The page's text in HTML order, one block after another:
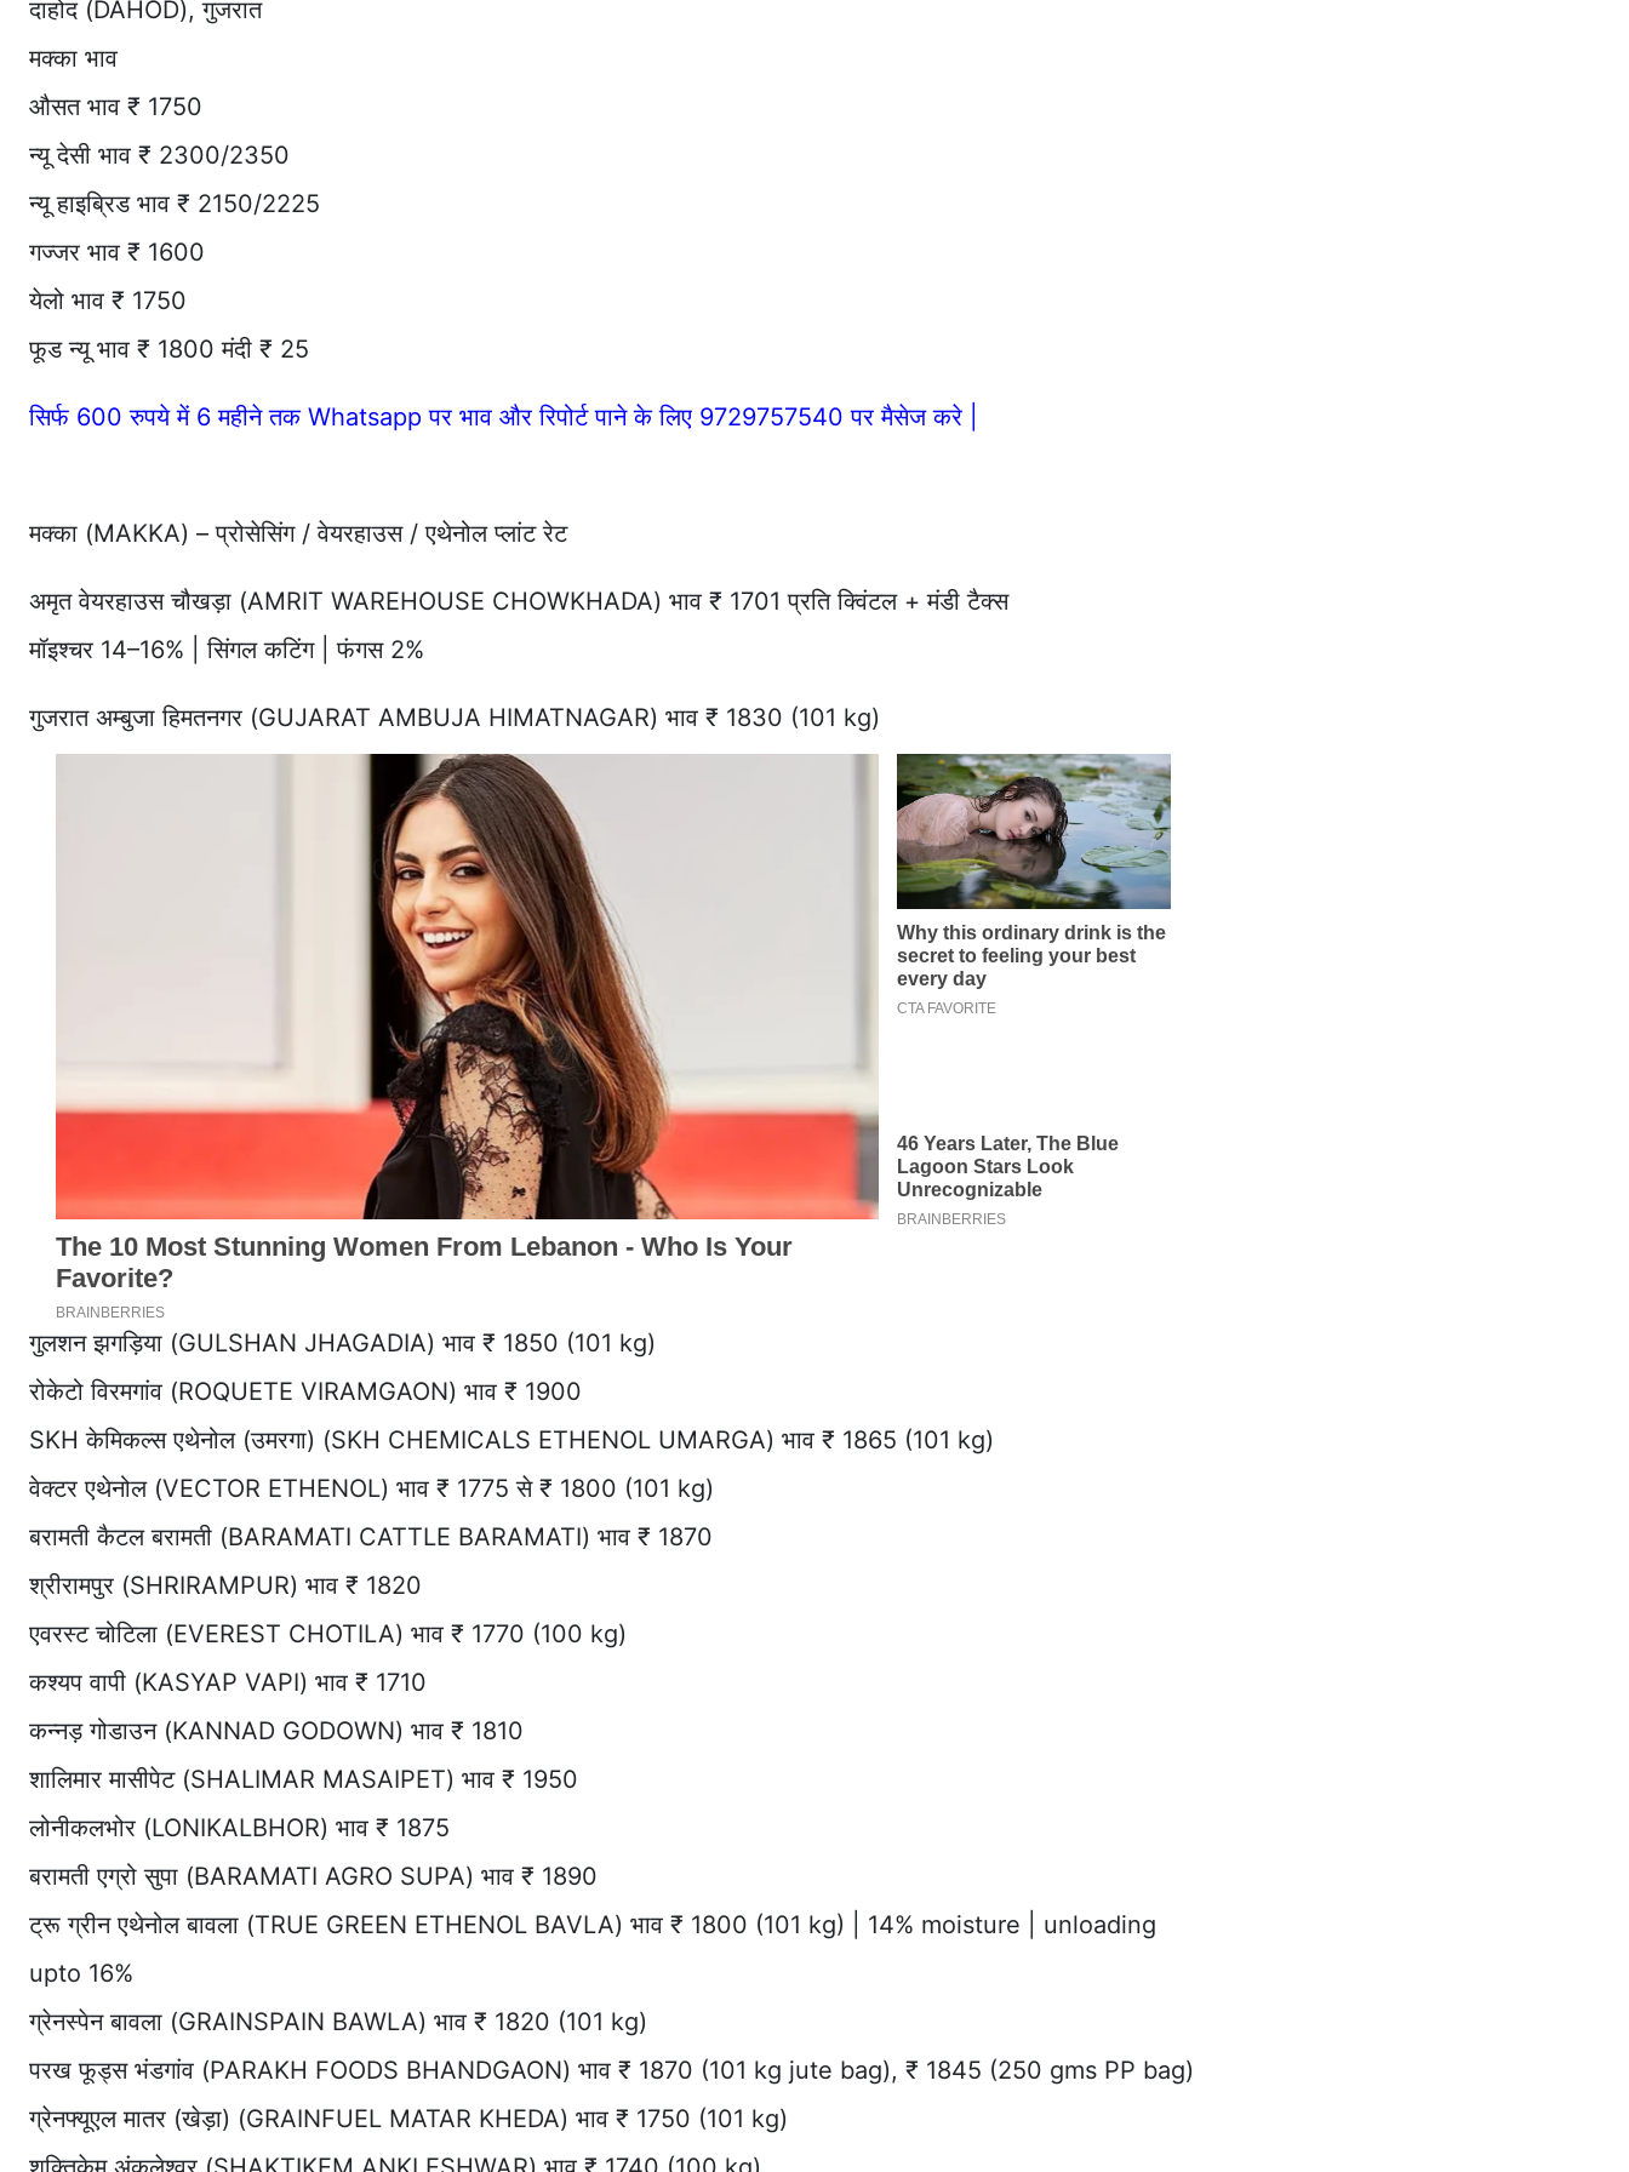
दाहोद (DAHOD), गुजरात
मक्का भाव
औसत भाव ₹ 1750
न्यू देसी भाव ₹ 2300/2350
न्यू हाइब्रिड भाव ₹ 2150/2225
गज्जर भाव ₹ 1600
येलो भाव ₹ 1750
फूड न्यू भाव ₹ 1800 मंदी ₹ 25
सिर्फ 600 रुपये में 6 महीने तक Whatsapp पर भाव और रिपोर्ट पाने के लिए 9729757540 पर मैसेज करे |
मक्का (MAKKA) – प्रोसेसिंग / वेयरहाउस / एथेनोल प्लांट रेट
अमृत वेयरहाउस चौखड़ा (AMRIT WAREHOUSE CHOWKHADA) भाव ₹ 1701 प्रति क्विंटल + मंडी टैक्स
मॉइश्चर 14–16% | सिंगल कटिंग | फंगस 2%
गुजरात अम्बुजा हिमतनगर (GUJARAT AMBUJA HIMATNAGAR) भाव ₹ 1830 (101 kg)
गुलशन झगड़िया (GULSHAN JHAGADIA) भाव ₹ 1850 (101 kg)
रोकेटो विरमगांव (ROQUETE VIRAMGAON) भाव ₹ 1900
SKH केमिकल्स एथेनोल (उमरगा) (SKH CHEMICALS ETHENOL UMARGA) भाव ₹ 1865 (101 kg)
वेक्टर एथेनोल (VECTOR ETHENOL) भाव ₹ 1775 से ₹ 1800 (101 kg)
बरामती कैटल बरामती (BARAMATI CATTLE BARAMATI) भाव ₹ 1870
श्रीरामपुर (SHRIRAMPUR) भाव ₹ 1820
एवरस्ट चोटिला (EVEREST CHOTILA) भाव ₹ 1770 (100 kg)
कश्यप वापी (KASYAP VAPI) भाव ₹ 1710
कन्नड़ गोडाउन (KANNAD GODOWN) भाव ₹ 1810
शालिमार मासीपेट (SHALIMAR MASAIPET) भाव ₹ 1950
लोनीकलभोर (LONIKALBHOR) भाव ₹ 1875
बरामती एग्रो सुपा (BARAMATI AGRO SUPA) भाव ₹ 1890
ट्रू ग्रीन एथेनोल बावला (TRUE GREEN ETHENOL BAVLA) भाव ₹ 1800 (101 kg) | 14% moisture | unloading
upto 16%
ग्रेनस्पेन बावला (GRAINSPAIN BAWLA) भाव ₹ 1820 (101 kg)
परख फूड्स भंडगांव (PARAKH FOODS BHANDGAON) भाव ₹ 1870 (101 kg jute bag), ₹ 1845 (250 gms PP bag)
ग्रेनफ्यूएल मातर (खेड़ा) (GRAINFUEL MATAR KHEDA) भाव ₹ 1750 (101 kg)